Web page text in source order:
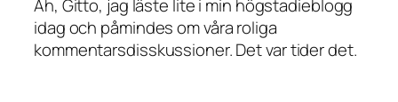
Åh, Gitto, jag läste lite i min högstadieblogg
idag och påmindes om våra roliga
kommentarsdisskussioner. Det var tider det.